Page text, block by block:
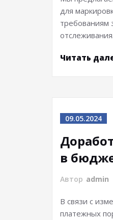
для
требованиям
Читать
09.05.2024
в
Автор admin
В связи с
платежных